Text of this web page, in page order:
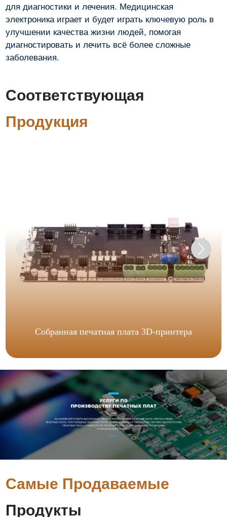
для диагностики и лечения. Медицинская
электроника играет и будет играть ключевую роль в
улучшении качества жизни людей, помогая
диагностировать и лечить всё более сложные
заболевания.
Соответствующая
Продукция
Собранная печатная плата 3D-принтера
Самые Продаваемые
Продукты